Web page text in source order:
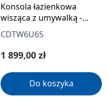
Konsola łazienkowa
wisząca z umywalką -
60x50 cm
CDTW6U6S
Cena regularna:
1 899,00 zł
Do koszyka